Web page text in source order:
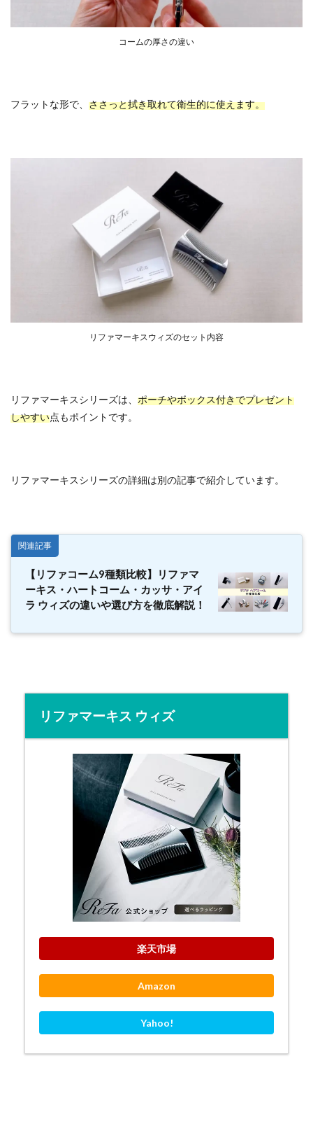
コームの厚さの違い
フラットな形で、 ささっと拭き取れて衛生的に使えます。
リファマーキスウィズのセット内容
リファマーキスシリーズは、 ポーチやボックス付きでプレゼント
しやすい点もポイントです。
リファマーキスシリーズの詳細は別の記事で紹介しています。
関連記事
【リファコーム9種類比較】リファマ
ーキス・ハートコーム・カッサ・アイ
ラ ウィズの違いや選び方を徹底解説！
リファマーキス ウィズ
楽天市場
Amazon
Yahoo!